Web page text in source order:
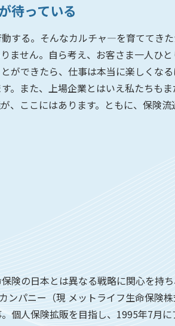
待っている
する。そんなカルチャ―を育ててき
ません。自ら考え、お客さま一人ひ
ができたら、仕事は本当に楽しくなる
。また、上場企業とはいえ私たちも
ここにはあります。ともに、保険流
日本とは異なる戦略に関心を持ち
ニー（現 メットライフ生命保険株
保険拡販を目指し、1995年7月にア